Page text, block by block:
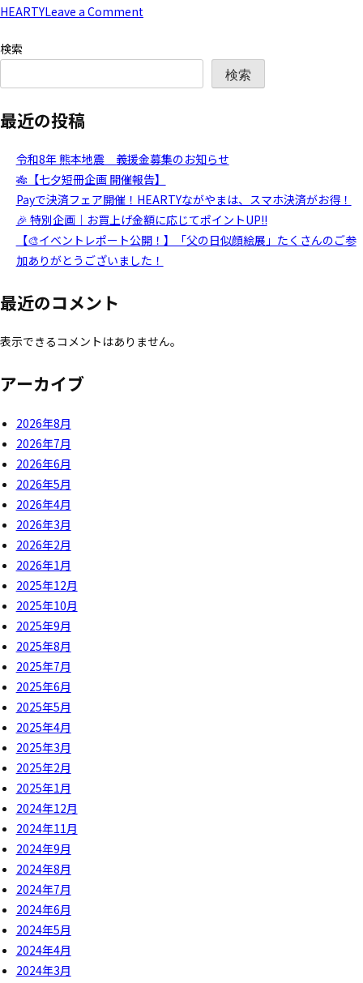
HEARTYLeave a Comment
検索
検索
最近の投稿
令和8年 熊本地震 義援金募集のお知らせ
🎋【七夕短冊企画 開催報告】
Payで決済フェア開催！HEARTYながやまは、スマホ決済がお得！
🎉 特別企画｜お買上げ金額に応じてポイントUP!!
【🎨イベントレポート公開！】「父の日似顔絵展」たくさんのご参
加ありがとうございました！
最近のコメント
表示できるコメントはありません。
アーカイブ
2026年8月
2026年7月
2026年6月
2026年5月
2026年4月
2026年3月
2026年2月
2026年1月
2025年12月
2025年10月
2025年9月
2025年8月
2025年7月
2025年6月
2025年5月
2025年4月
2025年3月
2025年2月
2025年1月
2024年12月
2024年11月
2024年9月
2024年8月
2024年7月
2024年6月
2024年5月
2024年4月
2024年3月